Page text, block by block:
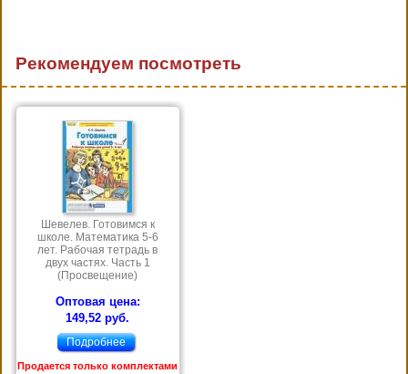
Рекомендуем посмотреть
Шевелев. Готовимся к
школе. Математика 5-6
лет. Рабочая тетрадь в
двух частях. Часть 1
(Просвещение)
Оптовая цена:
149,52 руб.
Подробнее
Продается только комплектами